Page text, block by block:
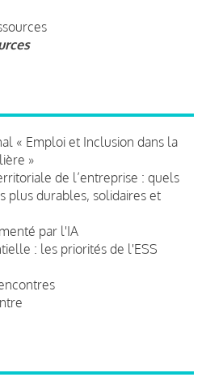
« Emploi et Inclusion dans la
»
de l’entreprise : quels
plus durables, solidaires et
par l'IA
: les priorités de l'ESS